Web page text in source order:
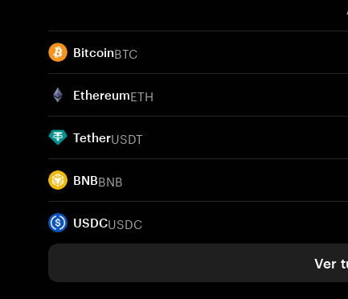
BitcoinBTC
EthereumETH
TetherUSDT
BNBBNB
USDCUSDC
Ver